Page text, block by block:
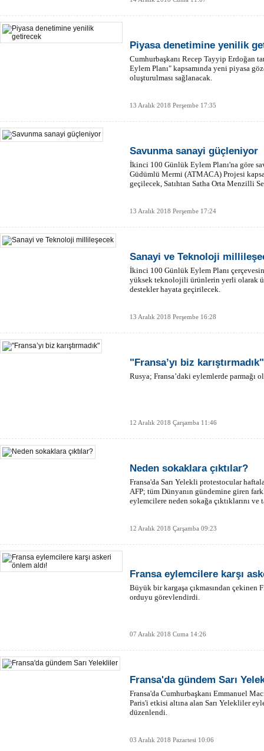
Piyasa denetimine yenilik
Cumhurbaşkanı Recep Tayyip Erdoğan
Eylem Planı" kapsamında yeni piyasa
oluşturulması sağlanacak.
13 Aralık 2018 Perşembe 17:35
Savunma sanayi güçleniyor
İkinci 100 Günlük Eylem Planı'na göre
Güdümlü Mermi (ATMACA) Projesi
geçilecek, Satıhtan Satha Orta Menzilli
13 Aralık 2018 Perşembe 17:24
Sanayi ve Teknoloji
İkinci 100 Günlük Eylem Planı
yüksek teknolojili ürünlerin yerli olarak
destekler hayata geçirilecek.
13 Aralık 2018 Perşembe 16:28
"Fransa’yı biz karıştırmadık"
Rusya; Fransa’daki eylemlerde parmağı
12 Aralık 2018 Çarşamba 11:46
Neden sokaklara çıktılar?
Fransa'da Sarı Yelekli protestocular
AFP; tüm Dünyanın gündemine giren
eylemcilere neden sokağa çıktıklarını
12 Aralık 2018 Çarşamba 09:23
Fransa eylemcilere karşı
Büyük bir kargaşa çıkmasından çekinen
orduyu görevlendirdi.
07 Aralık 2018 Cuma 14:26
Fransa'da gündem Sarı
Fransa'da Cumhurbaşkanı Emmanuel
Paris'i etkisi altına alan Sarı Yelekliler
düzenlendi.
03 Aralık 2018 Pazartesi 10:06